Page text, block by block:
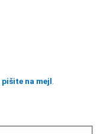
pišite na mejl